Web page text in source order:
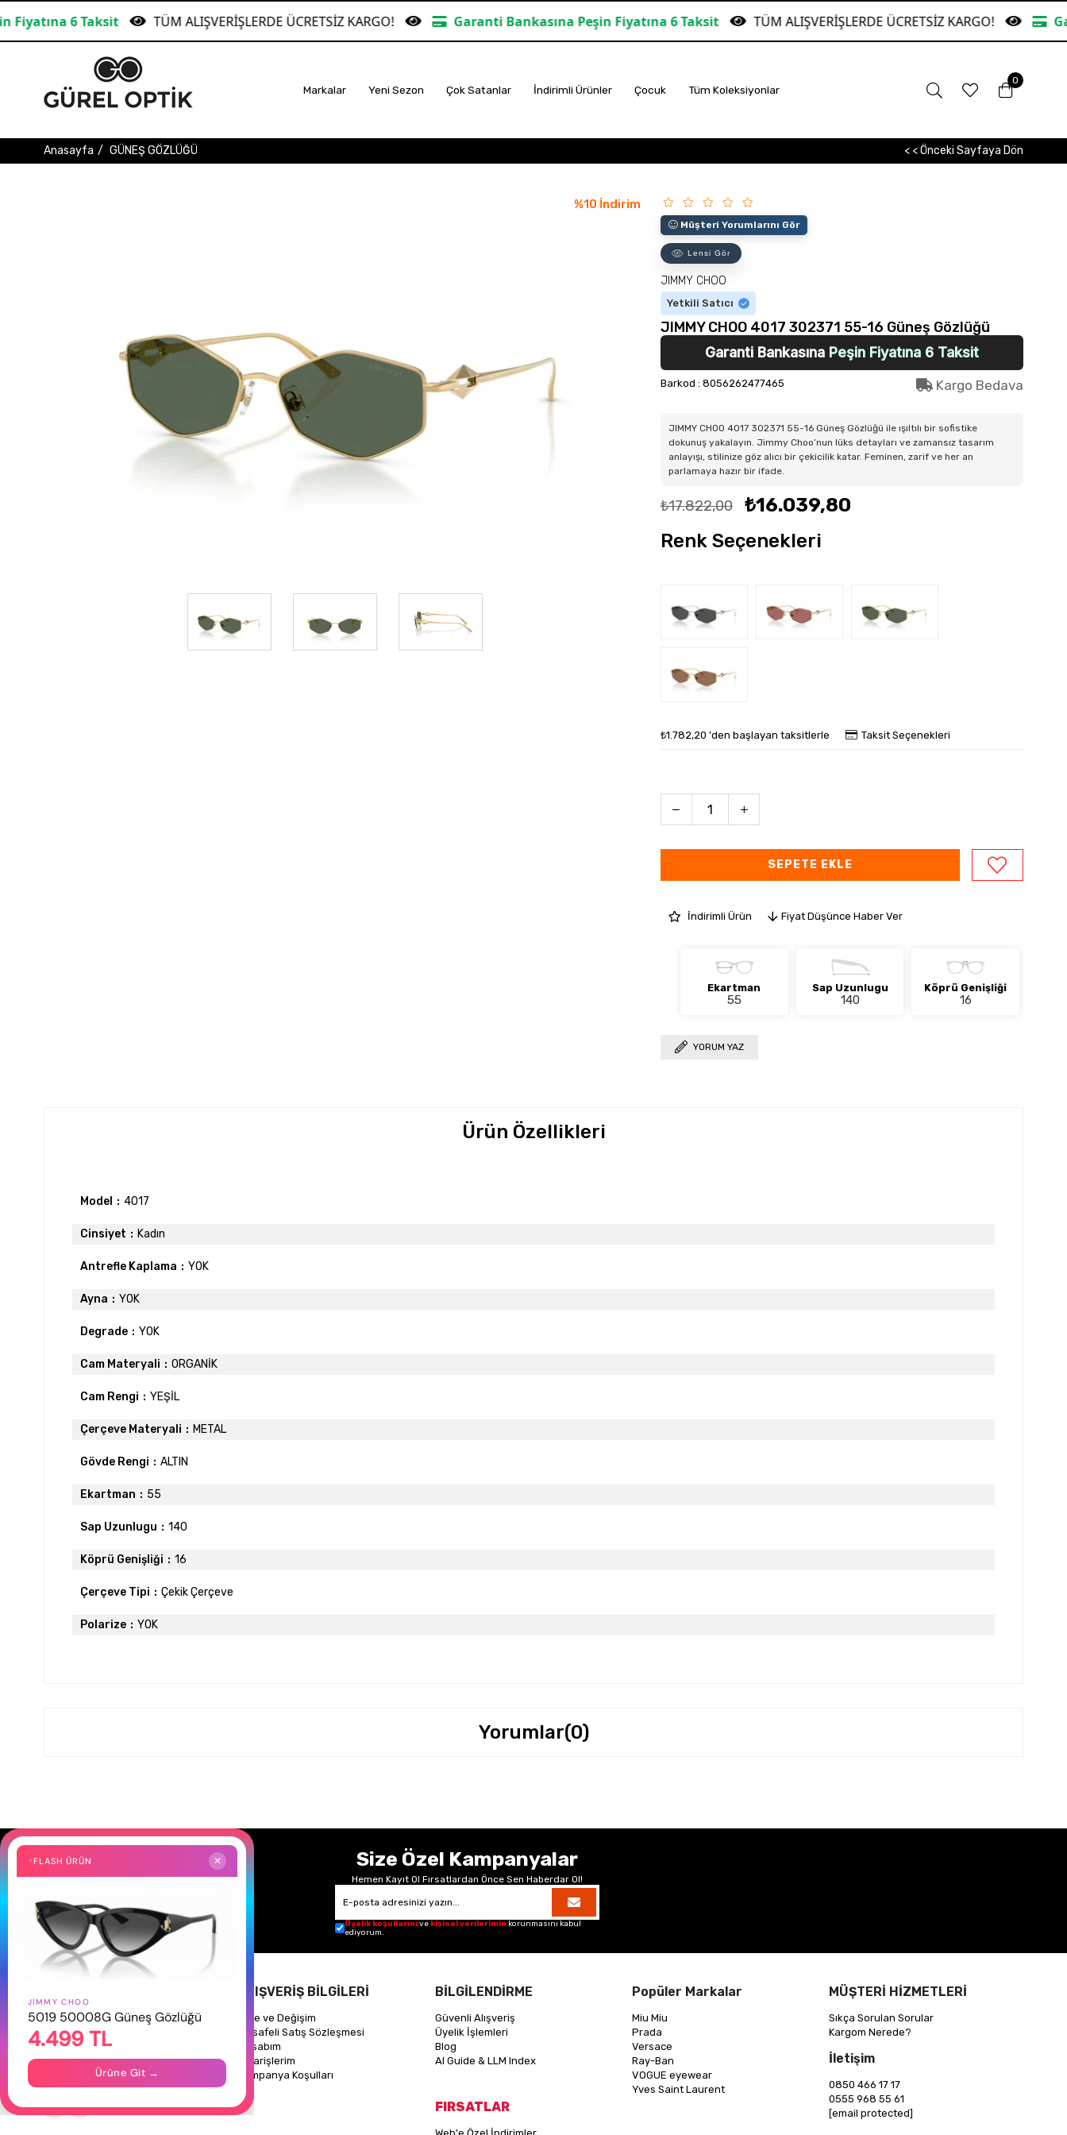
TÜM ALIŞVERİŞLERDE ÜCRETSİZ KARGO! Garanti Bankasına Peşin Fiyatına 6 Taksit TÜM ALIŞVERİŞLERDE ÜCRETSİZ KARGO! Garanti
Markalar Yeni Sezon Çok Satanlar İndirimli Ürünler Çocuk Tüm Koleksiyonlar
0
Anasayfa GÜNEŞ GÖZLÜĞÜ < < Önceki Sayfaya Dön
%10 İndirim
Müşteri Yorumlarını Gör
Lensi Gör
JIMMY CHOO
Yetkili Satıcı
JIMMY CHOO 4017 302371 55-16 Güneş Gözlüğü
Garanti Bankasına Peşin Fiyatına 6 Taksit
Barkod : 8056262477465 Kargo Bedava
JIMMY CHOO 4017 302371 55-16 Güneş Gözlüğü ile ışıltılı bir sofistike
dokunuş yakalayın. Jimmy Choo’nun lüks detayları ve zamansız tasarım
anlayışı, stilinize göz alıcı bir çekicilik katar. Feminen, zarif ve her an
parlamaya hazır bir ifade.
₺17.822,00
₺16.039,80
Renk Seçenekleri
₺1.782,20 'den başlayan taksitlerle Taksit Seçenekleri
İndirimli Ürün Fiyat Düşünce Haber Ver
Ekartman
55
Sap Uzunlugu
140
Köprü Genişliği
16
YORUM YAZ
Ürün Özellikleri
Model 4017
Cinsiyet Kadın
Antrefle Kaplama YOK
Ayna YOK
Degrade YOK
Cam Materyali ORGANİK
Cam Rengi YEŞİL
Çerçeve Materyali METAL
Gövde Rengi ALTIN
Ekartman 55
Sap Uzunlugu 140
Köprü Genişliği 16
Çerçeve Tipi Çekik Çerçeve
Polarize YOK
Yorumlar(0)
Size Özel Kampanyalar
Hemen Kayıt Ol Fırsatlardan Önce Sen Haberdar Ol!
Üyelik koşullarınıve kişisel verilerimin korunmasını kabul
ediyorum.
Hakkımızda
Gizlilik Politikası
İletişim
Mağazalarımız
Takipte Kal
ALIŞVERİŞ BİLGİLERİ
İade ve Değişim
Mesafeli Satış Sözleşmesi
Hesabım
Siparişlerim
Kampanya Koşulları
BİLGİLENDİRME
Güvenli Alışveriş
Üyelik İşlemleri
Blog
AI Guide & LLM Index
FIRSATLAR
Popüler Markalar
Miu Miu
Prada
Versace
Ray-Ban
VOGUE eyewear
Yves Saint Laurent
MÜŞTERİ HİZMETLERİ
Sıkça Sorulan Sorular
Kargom Nerede?
İletişim
0850 466 17 17
0555 968 55 61
[email protected]
FLASH ÜRÜN ✕
JIMMY CHOO
5019 50008G Güneş Gözlüğü
4.499 TL
Ürüne Git →